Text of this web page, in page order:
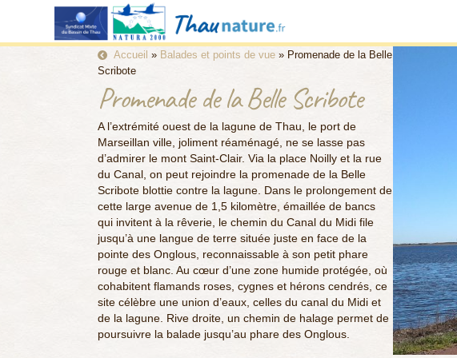
Accueil » Balades et points de vue » Promenade de la Belle
Scribote
Promenade de la Belle Scribote
A l’extrémité ouest de la lagune de Thau, le port de
Marseillan ville, joliment réaménagé, ne se lasse pas
d’admirer le mont Saint-Clair. Via la place Noilly et la rue
du Canal, on peut rejoindre la promenade de la Belle
Scribote blottie contre la lagune. Dans le prolongement de
cette large avenue de 1,5 kilomètre, émaillée de bancs
qui invitent à la rêverie, le chemin du Canal du Midi file
jusqu’à une langue de terre située juste en face de la
pointe des Onglous, reconnaissable à son petit phare
rouge et blanc. Au cœur d’une zone humide protégée, où
cohabitent flamands roses, cygnes et hérons cendrés, ce
site célèbre une union d’eaux, celles du canal du Midi et
de la lagune. Rive droite, un chemin de halage permet de
poursuivre la balade jusqu’au phare des Onglous.